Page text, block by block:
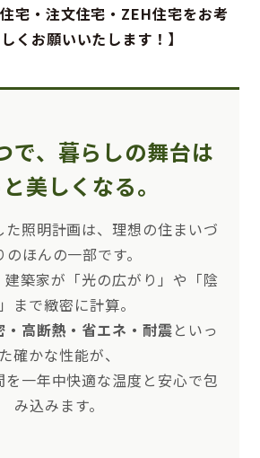
宅・注文住宅・ZEH住宅をお考
くお願いいたします！】
、 暮らしの舞台は
美しくなる。
照明計画は、理想の住まいづ
のほんの一部です。
建築家が「光の広がり」や「陰
まで緻密に計算。
・高断熱・省エネ・耐震といっ
た確かな性能が、
を一年中快適な温度と安心で包
み込みます。